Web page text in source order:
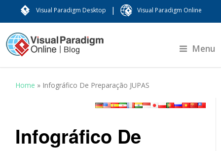
Visual Paradigm Desktop | Visual Paradigm Online
Menu
Home » Infográfico De Preparação JUPAS
Infográfico De